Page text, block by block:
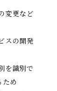
変更など
スの開発
を識別で
ため